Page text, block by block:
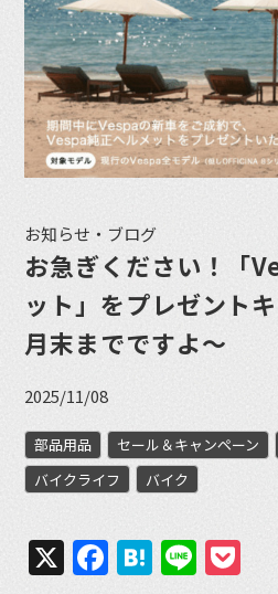
お知らせ・ブログ
お急ぎください！「
ット」をプレゼント
月末までですよ〜
2025/11/08
部品用品 セール＆キャンペーン
バイクライフ
バイク
X Facebook
Hatena
Line